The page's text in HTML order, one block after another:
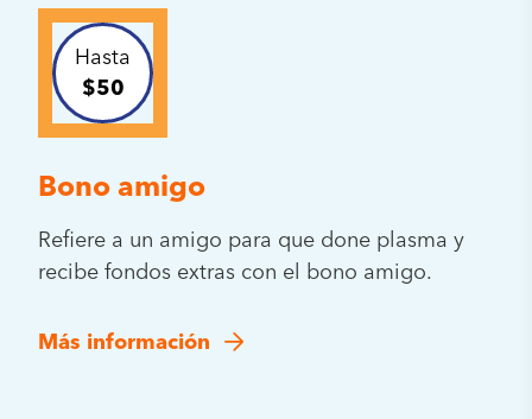
Hasta
$50
Bono amigo
Refiere a un amigo para que done plasma y
recibe fondos extras con el bono amigo.
Más información